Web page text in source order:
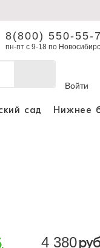
8(800) 550-55-
пн-пт с 9-18 по
Войти
сад Нижнее
4 380